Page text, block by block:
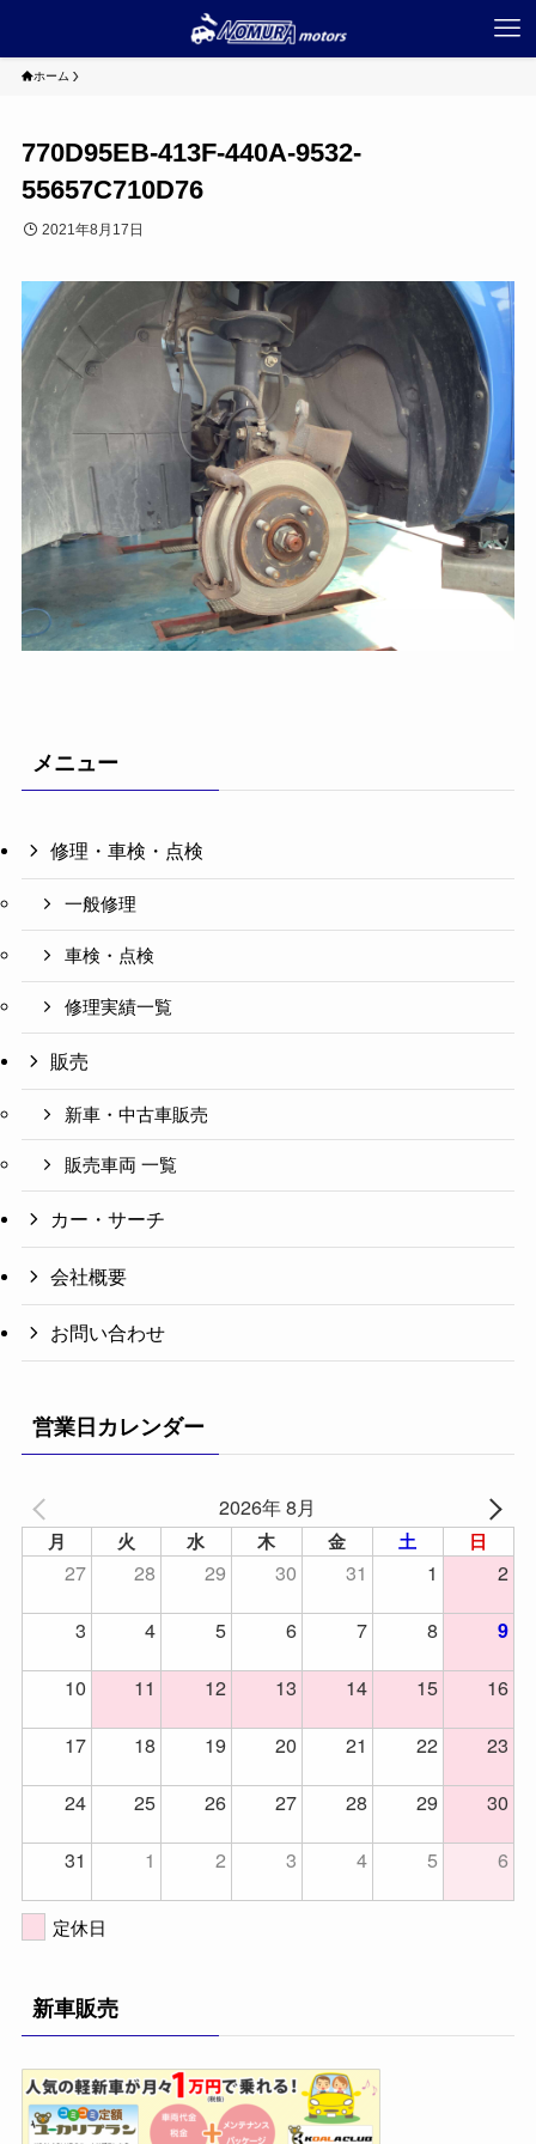
ホーム
770D95EB-413F-440A-9532-
55657C710D76
2021年8月17日
メニュー
修理・車検・点検
一般修理
車検・点検
修理実績一覧
販売
新車・中古車販売
販売車両 一覧
カー・サーチ
会社概要
お問い合わせ
営業日カレンダー
2026年 8月
月 火 水 木 金 土 日
27 28 29 30 31 1
2
3
4 5 6 7 8 9
10 11 12 13 14 15
16
17
18 19 20 21 22
23
24
25 26 27 28 29
30
31
1 2 3 4 5 6
定休日
新車販売